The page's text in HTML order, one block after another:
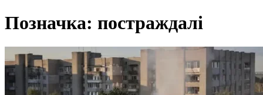
Позначка: постраждалі